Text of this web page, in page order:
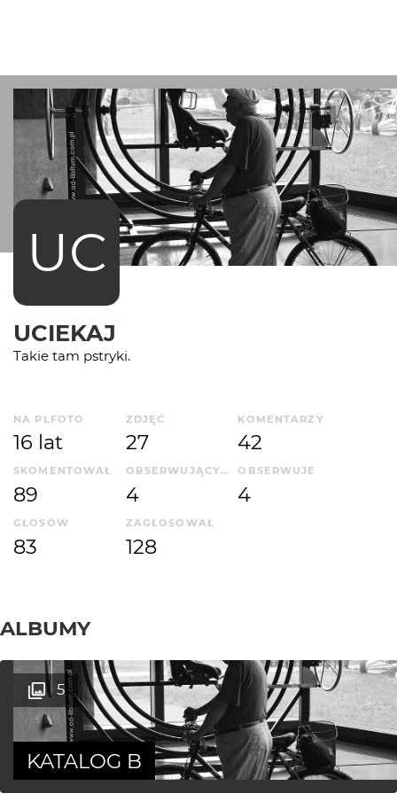
UC
UCIEKAJ
Takie tam pstryki.
NA PLFOTO
16 lat
ZDJĘĆ
27
KOMENTARZY
42
SKOMENTOWAŁ
89
OBSERWUJĄCYCH
4
OBSERWUJE
4
GŁOSÓW
83
ZAGŁOSOWAŁ
128
ALBUMY
5
KATALOG B